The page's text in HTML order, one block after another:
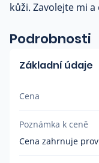
kůži. Zavolejte mi
Podrobnosti
Základní údaje
Cena
Poznámka k ceně
Cena zahrnuje